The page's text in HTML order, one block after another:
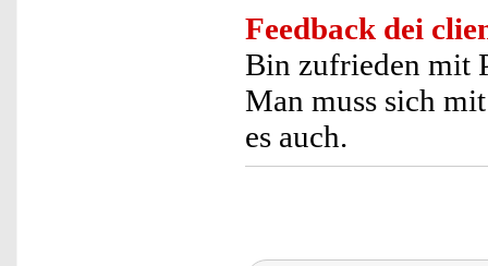
Feedback dei
Bin zufrieden mit
Man muss sich
es auch.